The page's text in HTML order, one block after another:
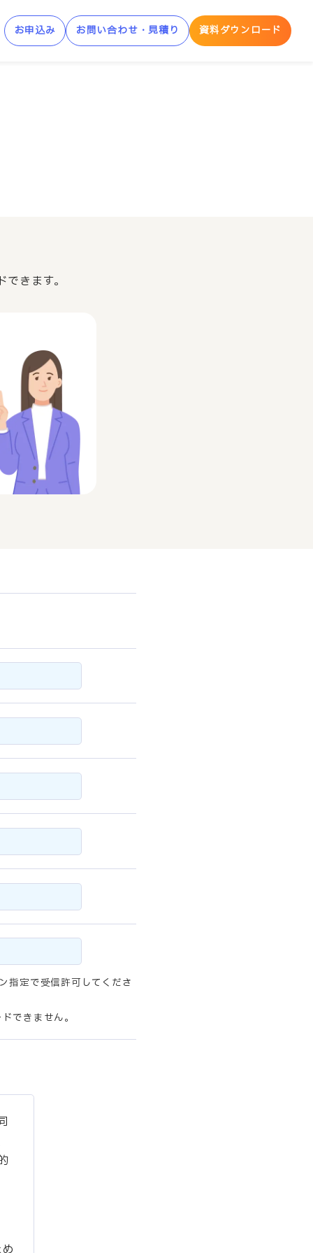
お申込み お問い合わせ・見積り 資料ダウンロード
きます。
指定で受信許可してくださ
できません。